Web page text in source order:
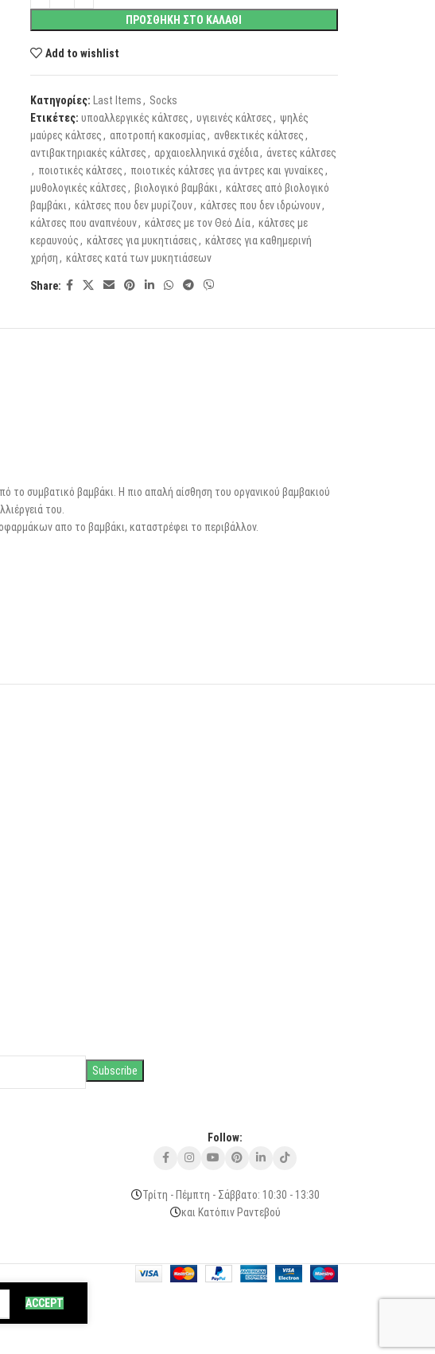
ΠΡΟΣΘΗΚΗ ΣΤΟ ΚΑΛΑΘΙ
Add to wishlist
Κατηγορίες: Last Items, Socks
Ετικέτες: υποαλλεργικές κάλτσες, υγιεινές κάλτσες, ψηλές
μαύρες κάλτσες, αποτροπή κακοσμίας, ανθεκτικές κάλτσες,
αντιβακτηριακές κάλτσες, αρχαιοελληνικά σχέδια, άνετες κάλτσες
, ποιοτικές κάλτσες, ποιοτικές κάλτσες για άντρες και γυναίκες,
μυθολογικές κάλτσες, βιολογικό βαμβάκι, κάλτσες από βιολογικό
βαμβάκι, κάλτσες που δεν μυρίζουν, κάλτσες που δεν ιδρώνουν,
κάλτσες που αναπνέουν, κάλτσες με τον Θεό Δία, κάλτσες με
κεραυνούς, κάλτσες για μυκητιάσεις, κάλτσες για καθημερινή
χρήση, κάλτσες κατά των μυκητιάσεων
Share:
το συμβατικό βαμβάκι. Η πιο απαλή αίσθηση του οργανικού βαμβακιού
του.
απο το βαμβάκι, καταστρέφει το περιβάλλον.
Follow:
Τρίτη - Πέμπτη - Σάββατο: 10:30 - 13:30
και Κατόπιν Ραντεβού
ACCEPT